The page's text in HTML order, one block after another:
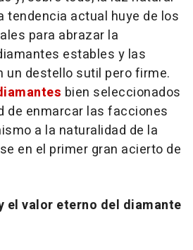
tendencia actual huye de los
para abrazar la
estables y las
un destello sutil pero firme.
bien seleccionados
de enmarcar las facciones
a la naturalidad de la
en el primer gran acierto de
el valor eterno del diamante